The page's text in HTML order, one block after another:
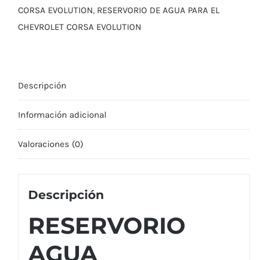
CORSA EVOLUTION, RESERVORIO DE AGUA PARA EL
CHEVROLET CORSA EVOLUTION
Descripción
Información adicional
Valoraciones (0)
Descripción
RESERVORIO
AGUA